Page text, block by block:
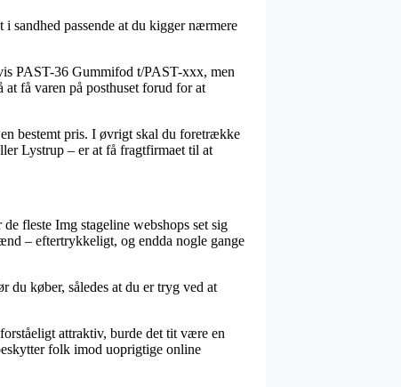
sandhed passende at du kigger nærmere
PAST-36 Gummifod t/PAST-xxx, men
få varen på posthuset forud for at
bestemt pris. I øvrigt skal du foretrække
Lystrup – er at få fragtfirmaet til at
fleste Img stageline webshops set sig
– eftertrykkeligt, og endda nogle gange
køber, således at du er tryg ved at
attraktiv, burde det tit være en
folk imod uoprigtige online